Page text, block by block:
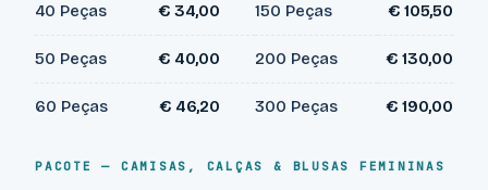
40 Peças € 34,00 150 Peças € 105,50
50 Peças € 40,00 200 Peças € 130,00
60 Peças € 46,20 300 Peças € 190,00
PACOTE — CAMISAS, CALÇAS & BLUSAS FEMININAS